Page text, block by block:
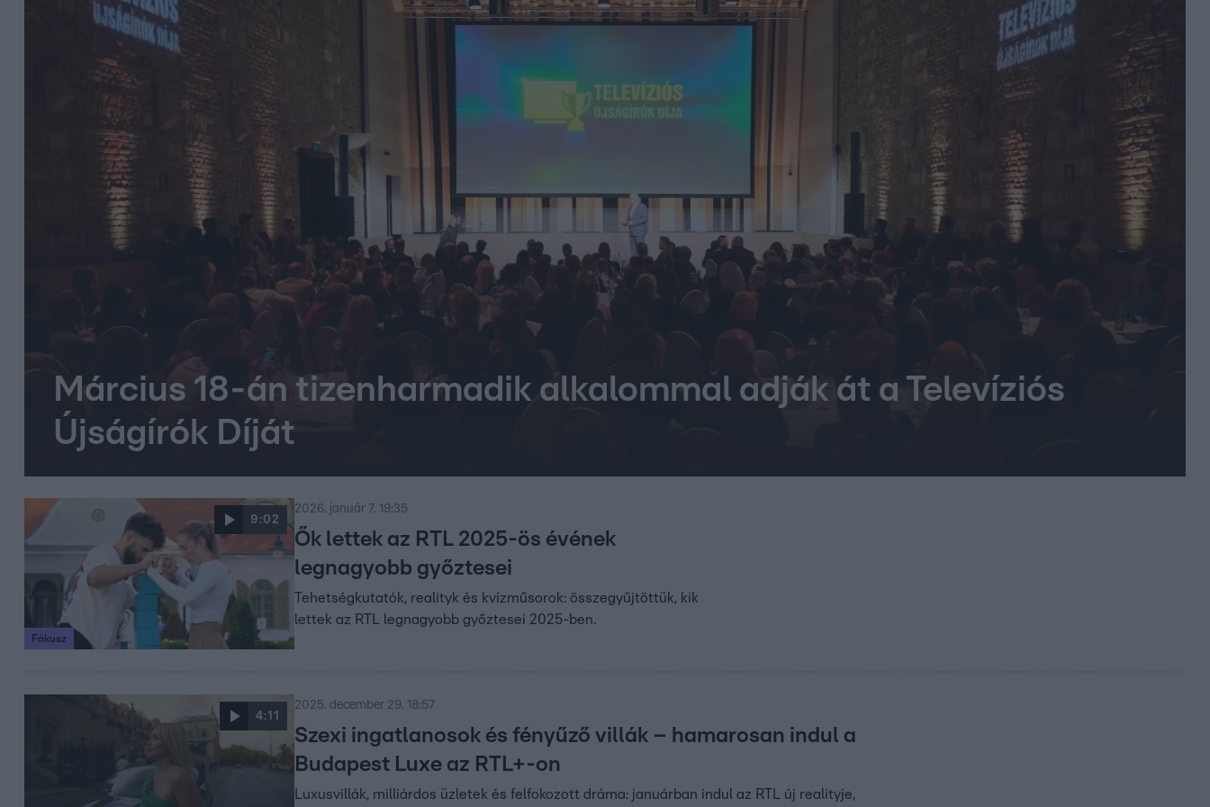
Március 18-án tizenharmadik alkalommal adják át a Televíziós
Újságírók Díját
9:02
Fókusz
2026. január 7. 19:35
Ők lettek az RTL 2025-ös évének
legnagyobb győztesei
Tehetségkutatók, realityk és kvízműsorok: összegyűjtöttük, kik
lettek az RTL legnagyobb győztesei 2025-ben.
4:11
2025. december 29. 18:57
Szexi ingatlanosok és fényűző villák – hamarosan indul a
Budapest Luxe az RTL+-on
Luxusvillák, milliárdos üzletek és felfokozott dráma: januárban indul az RTL új realityje,